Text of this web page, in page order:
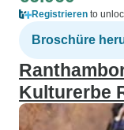
Registrieren to
Broschüre
Kulturerbe